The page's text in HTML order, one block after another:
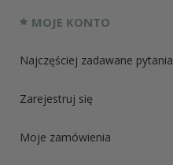
MOJE KONTO
Najczęściej zadawane pytania
Zarejestruj się
Moje zamówienia